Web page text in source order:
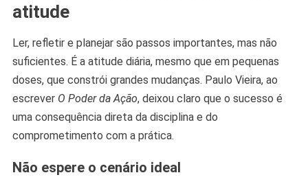
atitude
Ler, refletir e planejar são passos importantes, mas não
suficientes. É a atitude diária, mesmo que em pequenas
doses, que constrói grandes mudanças. Paulo Vieira, ao
escrever O Poder da Ação, deixou claro que o sucesso é
uma consequência direta da disciplina e do
comprometimento com a prática.
Não espere o cenário ideal